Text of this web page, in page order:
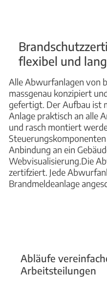
Abläufe
Arbeitsteilungen
flexibel und
Alle Abwurfanlagen von
massgenau konzipiert
gefertigt. Der Aufbau ist
Anlage praktisch an alle
und rasch montiert
Anbindung an ein
Webvisualisierung.Die
zertifziert. Jede
Brandmeldeanlage